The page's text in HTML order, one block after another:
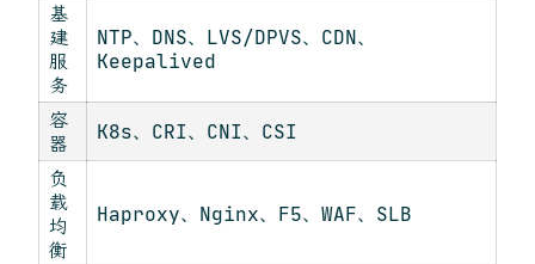
基
建
服
务
NTP、DNS、LVS/DPVS、CDN、
Keepalived
容
器
K8s、CRI、CNI、CSI
负
载
均
衡
Haproxy、Nginx、F5、WAF、SLB